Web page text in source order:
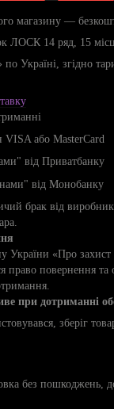
магазину —
ЛОСК 14 ряд, 15
Україні, згідно
або MasterCard
від Приватбанку
від Монобанку
брак від
України «Про
право повернення
при дотриманні
зберіг
без пошкоджень,